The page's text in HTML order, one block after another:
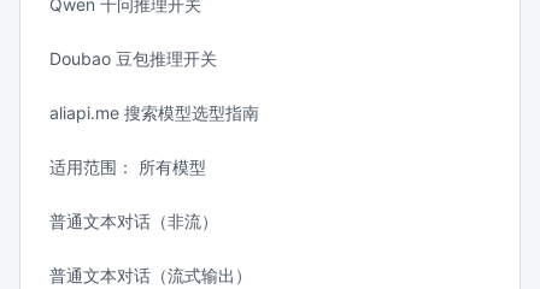
Qwen 千问推理开关
Doubao 豆包推理开关
aliapi.me 搜索模型选型指南
适用范围： 所有模型
普通文本对话（非流）
普通文本对话（流式输出）